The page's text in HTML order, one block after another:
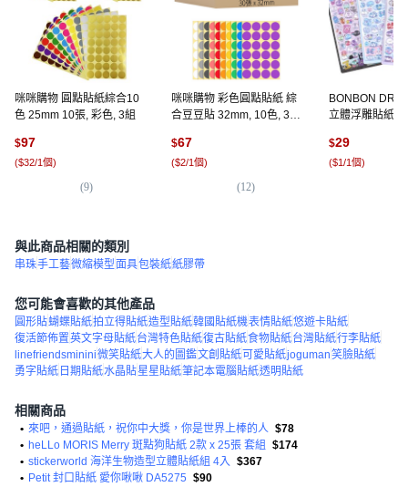
咪咪購物 圓點貼紙綜合10
色 25mm 10張, 彩色, 3組
$97
($32/1個)
(9)
咪咪購物 彩色圓點貼紙 綜
合豆豆貼 32mm, 10色, 30
$67
($2/1個)
(12)
BONBON
立體浮雕貼紙
$29
($1/1個)
與此商品相關的類別
串珠手工藝微縮模型 面具包裝紙紙膠帶
您可能會喜歡的其他產品
圓形貼蝴蝶貼紙拍立得貼紙造型貼紙韓國貼紙機表情貼紙悠遊卡貼紙
復活節佈置英文字母貼紙台灣特色貼紙復古貼紙食物貼紙台灣貼紙行李貼紙
linefriendsminini微笑貼紙大人的圖鑑文創貼紙 可愛貼紙joguman笑臉貼紙
勇字貼紙 日期貼紙水晶貼星星貼紙筆記本電腦貼紙透明貼紙
相關商品
• 來吧，通過貼紙，祝你中大獎，你是世界上棒的人 $78
• heLLo MORIS Merry 斑點狗貼紙 2款 x 25張 套組
$174
• stickerworld 海洋生物造型立體貼紙組 4入 $367
• Petit 封口貼紙 愛你啾啾 DA5275 $90